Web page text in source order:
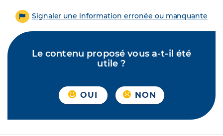
Signaler une information erronée ou manquante
Le contenu proposé vous a-t-il été
utile ?
OUI NON